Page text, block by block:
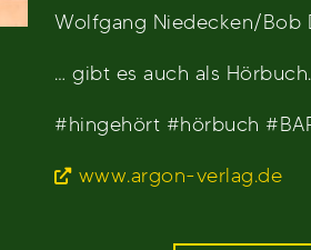
Wolfgang Niedecken/Bob
… gibt es auch als Hörbuch.
#hingehört #hörbuch
www.argon-verlag.de